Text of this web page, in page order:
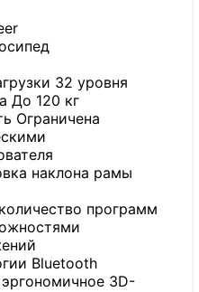
32 уровня
До 120 кг
Ограничена
наклона рамы
программ
Bluetooth
3D-